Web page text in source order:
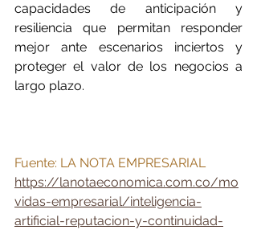
capacidades de anticipación y
resiliencia que permitan responder
mejor ante escenarios inciertos y
proteger el valor de los negocios a
largo plazo.
Fuente: LA NOTA EMPRESARIAL
https://lanotaeconomica.com.co/mo
vidas-empresarial/inteligencia-
artificial-reputacion-y-continuidad-